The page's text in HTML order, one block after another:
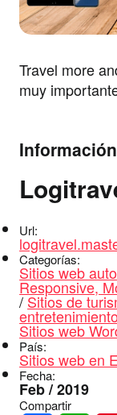
Travel more
muy
Información
Url:
Categorías:
Sitios web
Responsive,
/Sitios de
Sitios web
País:
Sitios web en
Fecha:
Feb / 2019
Compartir